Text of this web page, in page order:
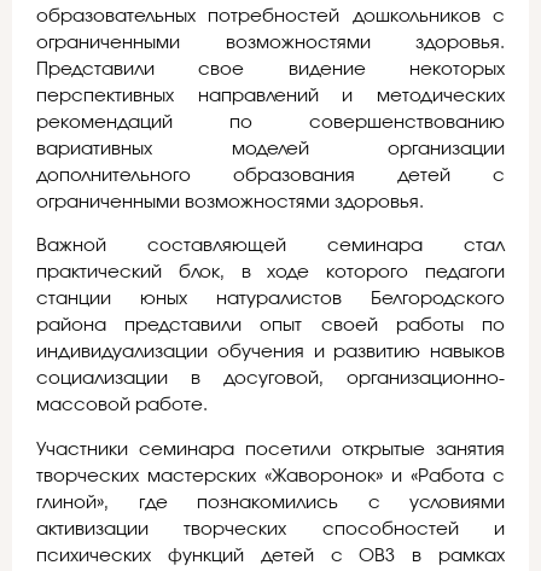
образовательных потребностей дошкольников с
ограниченными возможностями здоровья.
Представили свое видение некоторых
перспективных направлений и методических
рекомендаций по совершенствованию
вариативных моделей организации
дополнительного образования детей с
ограниченными возможностями здоровья.
Важной составляющей семинара стал
практический блок, в ходе которого педагоги
станции юных натуралистов Белгородского
района представили опыт своей работы по
индивидуализации обучения и развитию навыков
социализации в досуговой, организационно-
массовой работе.
Участники семинара посетили открытые занятия
творческих мастерских «Жаворонок» и «Работа с
глиной», где познакомились с условиями
активизации творческих способностей и
психических функций детей с ОВЗ в рамках